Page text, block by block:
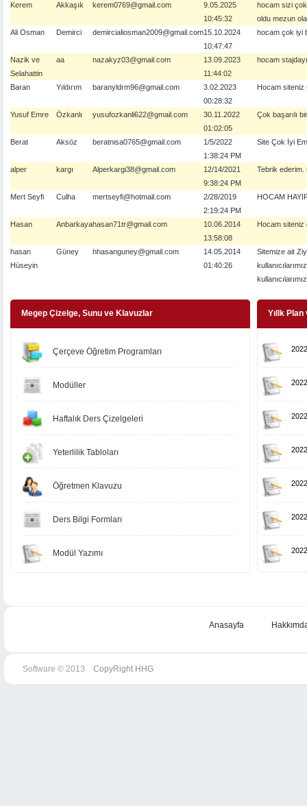
Kerem
Akkaşık kerem0769@gmail.com
9.05.2025
10:45:32
hocam sizi
oldu mezun
Ali Osman
Demirci demircialiosman2009@gmail.com15.10.2024
10:47:47
hocam çok iyi
Nazik ve
Selahattin
aa nazakyz03@gmail.com
13.09.2023
11:44:02
hocam
Baran Yıldırım baranyldrm96@gmail.com
3.02.2023
00:28:32
Hocam siteniz
Yusuf Emre Özkanlı yusufozkanli622@gmail.com
30.11.2022
01:02:05
Çok başarılı
Berat Aksöz beratnisa0765@gmail.com
1/5/2022
1:38:24 PM
Site Çok İyi
alper kargı Alperkargi38@gmail.com
12/14/2021
9:38:24 PM
Tebrik ederim.
Mert Seyfi Culha mertseyfi@hotmail.com
2/28/2019
2:19:24 PM
HOCAM
Hasan Anbarkayahasan71tr@gmail.com
10.06.2014
13:58:08
Hocam siteniz
hasan
Hüseyin
Güney hhasanguney@gmail.com
14.05.2014
01:40:26
Sitemize ait
Megep Çizelge, Sunu ve Klavuzlar
Çerçeve Öğretim Programları
Modüller
Haftalık Ders Çizelgeleri
Yeterlilik Tabloları
Öğretmen Klavuzu
Ders Bilgi Formları
Modül Yazımı
Yıllk
Anasayfa
Software © 2013 CopyRight HHG